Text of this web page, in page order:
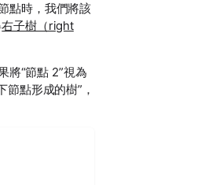
點時，我們將該
右子樹（right
將“節點 2”視為
點形成的樹”，